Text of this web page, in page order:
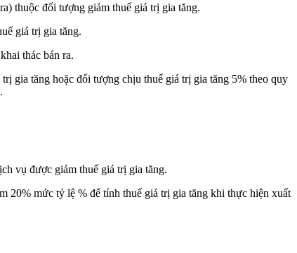
thuộc đối tượng giảm thuế giá trị gia tăng.
giá trị gia tăng.
thác bán ra.
gia tăng hoặc đối tượng chịu thuế giá trị gia tăng 5% theo quy
vụ được giảm thuế giá trị gia tăng.
20% mức tỷ lệ % để tính thuế giá trị gia tăng khi thực hiện xuất